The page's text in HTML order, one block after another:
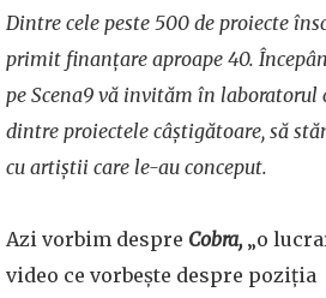
Dintre cele peste 500 de proiecte
primit finanțare aproape 40.
pe Scena9 vă invităm în laboratorul
dintre proiectele câștigătoare, să
cu artiștii care le-au conceput.
Azi vorbim despre Cobra, „o
video ce vorbește despre poziția